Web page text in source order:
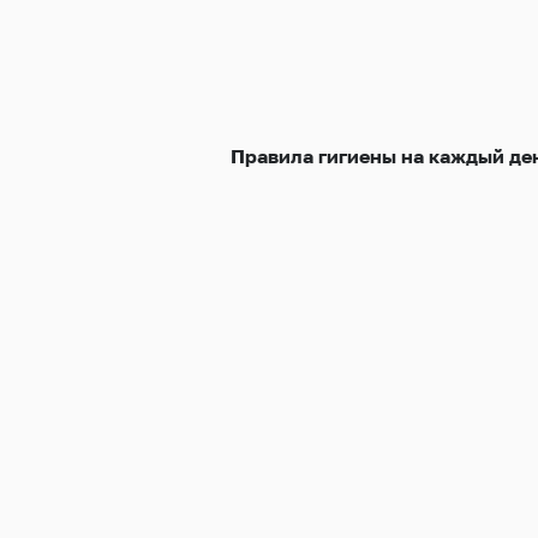
Правила гигиены на каждый